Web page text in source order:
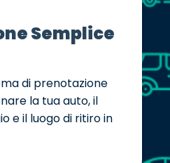
Semplice
di prenotazione
la tua auto, il
e il luogo di ritiro in